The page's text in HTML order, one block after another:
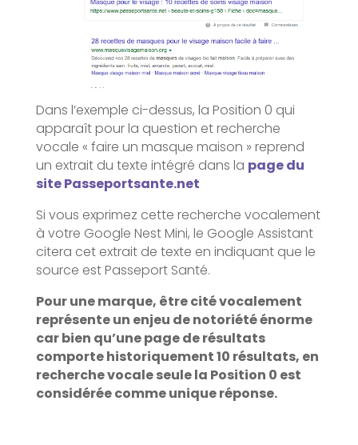
Dans l’exemple ci-dessus, la Position 0 qui
apparaît pour la question et recherche
vocale « faire un masque maison » reprend
un extrait du texte intégré dans la page du
site Passeportsante.net
Si vous exprimez cette recherche vocalement
à votre Google Nest Mini, le Google Assistant
citera cet extrait de texte en indiquant que le
source est Passeport Santé.
Pour une marque, être cité vocalement
représente un enjeu de notoriété énorme
car bien qu’une page de résultats
comporte historiquement 10 résultats, en
recherche vocale seule la Position 0 est
considérée comme unique réponse.